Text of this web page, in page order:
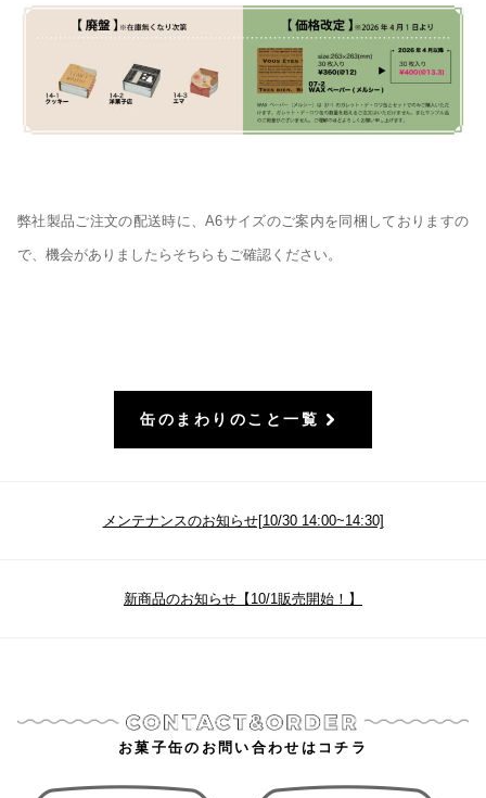
弊社製品ご注文の配送時に、A6サイズのご案内を同梱しておりますの
で、機会がありましたらそちらもご確認ください。
缶のまわりのこと一覧
メンテナンスのお知らせ[10/30 14:00~14:30]
新商品のお知らせ【10/1販売開始！】
お菓子缶のお問い合わせはコチラ